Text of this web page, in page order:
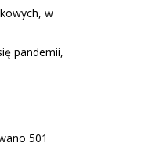
w
pandemii,
501